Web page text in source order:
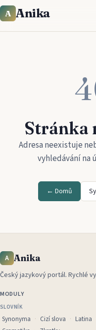
A Anika
Stránka
Adresa neexistuje
vyhledávání na
← Domů
A Anika
Český jazykový portál. Rychlé
MODULY
SLOVNÍK
Synonyma Cizí slova Latina